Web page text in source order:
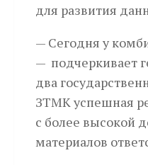
для развития
— Сегодня у
— подчеркивает
два
ЗТМК успешная
с более высокой
материалов